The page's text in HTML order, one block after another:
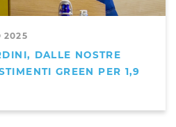
2025
DALLE NOSTRE
GREEN PER 1,9